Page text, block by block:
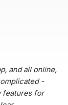
and all online,
-
features for